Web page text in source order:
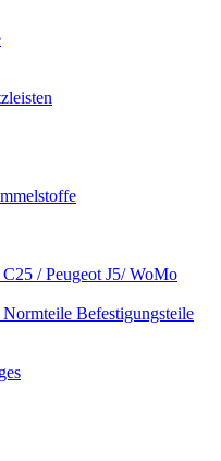
/ Peugeot J5/ WoMo
Befestigungsteile